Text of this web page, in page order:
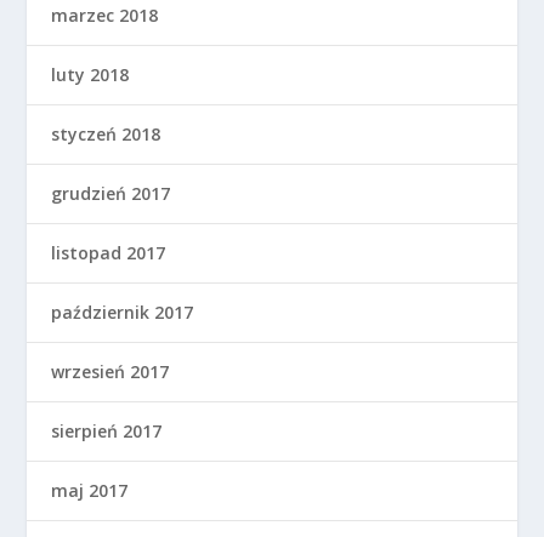
marzec 2018
luty 2018
styczeń 2018
grudzień 2017
listopad 2017
październik 2017
wrzesień 2017
sierpień 2017
maj 2017